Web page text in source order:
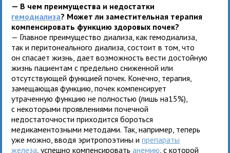
— В чем преимущества и недостатки
гемодиализа? Может ли заместительная терапия
компенсировать функцию здоровых почек?
— Главное преимущество диализа, как гемодиализа,
так и перитонеального диализа, состоит в том, что
он спасает жизнь, дает возможность вести достойную
жизнь пациентам с предельно сниженной или
отсутствующей функцией почек. Конечно, терапия,
замещающая функцию, почек компенсирует
утраченную функцию не полностью (лишь на15%),
с некоторыми проявлениями почечной
недостаточности приходится бороться
медикаментозными методами. Так, например, теперь
уже можно, вводя эритропоэтины ипрепараты
железа , успешно компенсироватьанемию , с которой